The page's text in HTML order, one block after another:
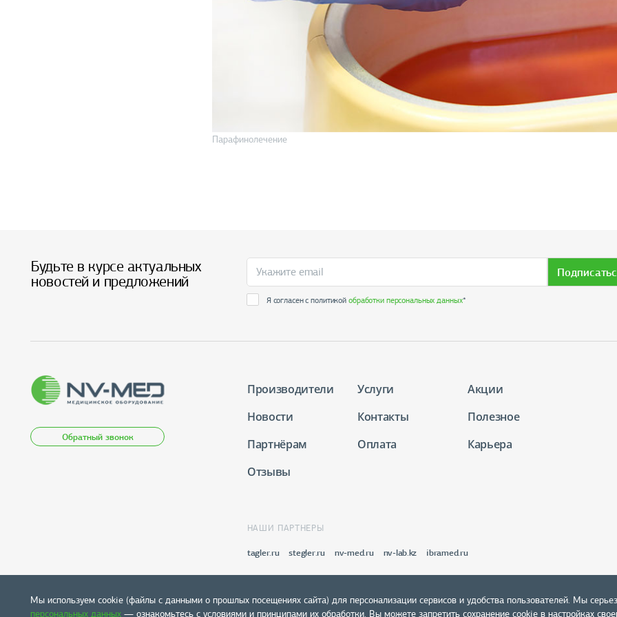
Парафинолечение
Будьте в курсе актуальных
новостей и предложений
Я согласен с политикойобработки персональных данных*
Обратный звонок
Производители Услуги
Акции
Новости
Контакты
Полезное
Партнёрам
Оплата
Карьера
Отзывы
НАШИ ПАРТНЕРЫ
tagler.ru stegler.ru nv-med.ru nv-lab.kz ibramed.ru
Мы используем cookie (файлы с данными о прошлых посещениях сайта) для персонализации сервисов и удобства пользователей. Мы
персональных данных — ознакомьтесь с условиями и принципами их обработки. Вы можете запретить сохранение cookie в настройках